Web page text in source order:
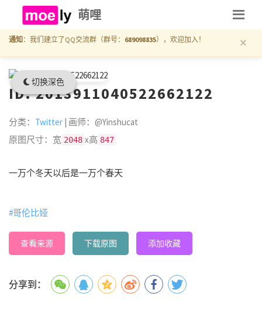
切换深色
萌哩
通知 ：我们建立了QQ交流群（群号： 689098835），欢迎加入！ ×
ID: 2013911040522662122
分类： Twitter | 画师：@Yinshucat
原图尺寸：宽 2048 x高 847
一万个冬天以后是一万个春天
#哥伦比娅
查看来源 下载原图 添加收藏
分享到：